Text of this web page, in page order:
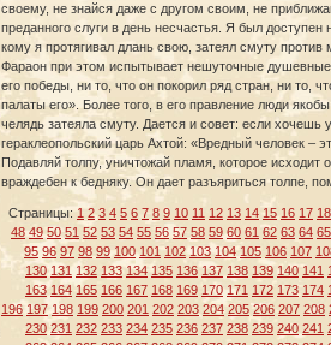
своему, не знайся даже с другом своим, не
преданного слуги в день несчастья. Я был
кому я протягивал длань свою, затеял смуту
Фараон при этом испытывает нешуточные
его победы, ни то, что он покорил ряд стран, ни то,
палаты его». Более того, в его правление люди
челядь затеяла смуту. Дается и совет: если хочешь
гераклеопольский царь Ахтой: «Вредный человек –
Подавляй толпу, уничтожай пламя, которое исходит
враждебен к бедняку. Он дает разъяриться толпе,
Страницы:1 2 3 4 5 6 7 8 9 10 11 12 13 14 15 16 17 18
48 49 50 51 52 53 54 55 56 57 58 59 60 61 62 63 64 65
95 96 97 98 99 100 101 102 103 104 105 106 107
130 131 132 133 134 135 136 137 138 139 140 141
163 164 165 166 167 168 169 170 171 172 173 174
196 197 198 199 200 201 202 203 204 205 206 207 208
230 231 232 233 234 235 236 237 238 239 240 241